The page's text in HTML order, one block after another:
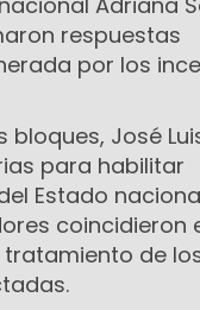
respuestas
por los
José
para habilitar
Estado
coincidieron
tratamiento de